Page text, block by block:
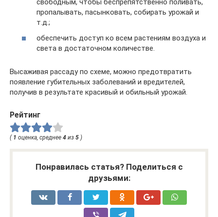
свободным, чтобы беспрепятственно поливать,
пропалывать, пасынковать, собирать урожай и
т.д.;
обеспечить доступ ко всем растениям воздуха и
света в достаточном количестве.
Высаживая рассаду по схеме, можно предотвратить
появление губительных заболеваний и вредителей,
получив в результате красивый и обильный урожай.
Рейтинг
( 1 оценка, среднее 4 из 5 )
Понравилась статья? Поделиться с
друзьями: